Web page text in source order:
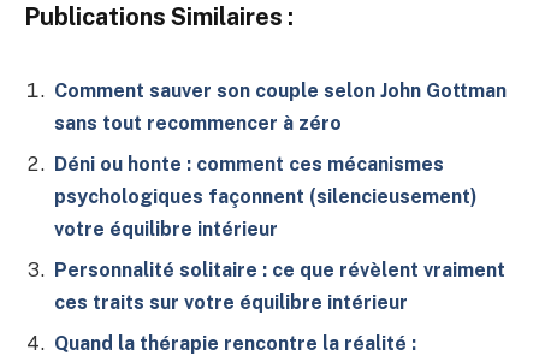
Publications Similaires :
Comment sauver son couple selon John Gottman
sans tout recommencer à zéro
Déni ou honte : comment ces mécanismes
psychologiques façonnent (silencieusement)
votre équilibre intérieur
Personnalité solitaire : ce que révèlent vraiment
ces traits sur votre équilibre intérieur
Quand la thérapie rencontre la réalité :